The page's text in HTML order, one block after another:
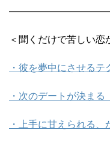
＜聞くだけで苦しい
・彼を夢中にさせるテ
・次のデートが決ま
・上手に甘えられる